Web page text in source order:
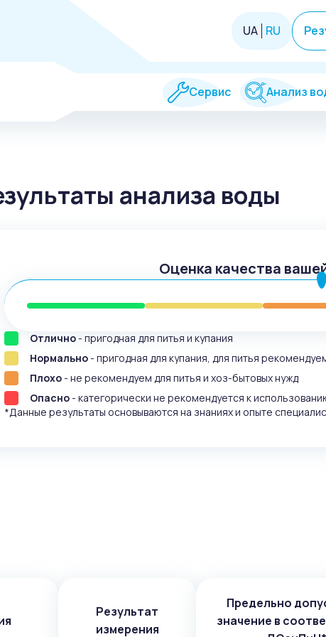
UA RU
Сервис Анализ
анализа воды
Оценка качества
Отлично- пригодная для питья и купания
Нормально- пригодная для купания, для питья
Плохо- не рекомендуем для питья и хоз-бытовых нужд
Опасно- категорически не рекомендуется к
*Данные результаты основываются на знаниях и опыте
Результат
измерения
Предельно
значение в